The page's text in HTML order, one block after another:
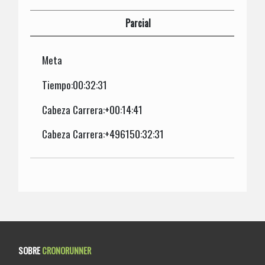
Parcial
Meta
Tiempo:00:32:31
Cabeza Carrera:+00:14:41
Cabeza Carrera:+496150:32:31
SOBRECRONORUNNER